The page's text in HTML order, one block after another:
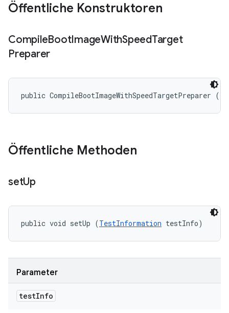
Öffentliche Konstruktoren
CompileBootImageWithSpeedTarget
Preparer
public CompileBootImageWithSpeedTargetPreparer ()
Öffentliche Methoden
setUp
public void setUp (TestInformation testInfo)
Parameter
testInfo